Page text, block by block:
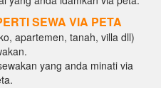
SEWA VIA PETA
apartemen, tanah, villa dll)
yang anda minati via